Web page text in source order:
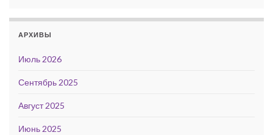
АРХИВЫ
Июль 2026
Сентябрь 2025
Август 2025
Июнь 2025